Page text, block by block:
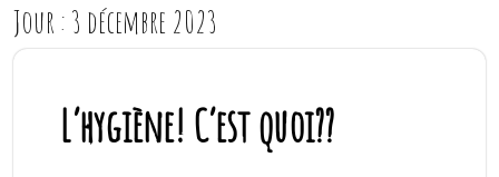
Jour :3 décembre 2023
L’hygiène! C’est quoi??